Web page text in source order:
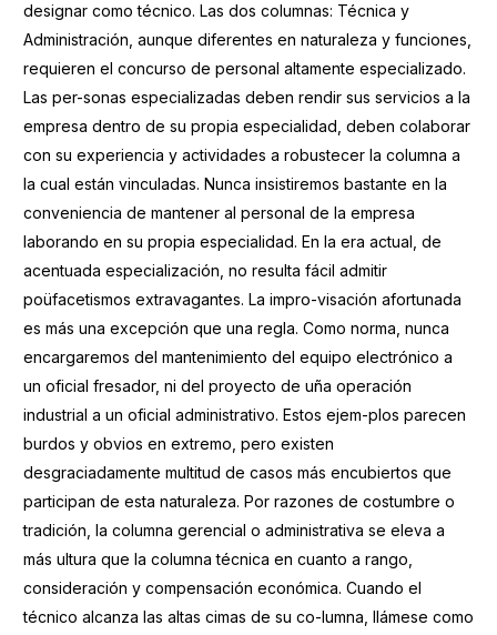
designar como técnico. Las dos columnas: Técnica y
Administración, aunque diferentes en naturaleza y funciones,
requieren el concurso de personal altamente especializado.
Las per-sonas especializadas deben rendir sus servicios a la
empresa dentro de su propia especialidad, deben colaborar
con su experiencia y actividades a robustecer la columna a
la cual están vinculadas. Nunca insistiremos bastante en la
conveniencia de mantener al personal de la empresa
laborando en su propia especialidad. En la era actual, de
acentuada especialización, no resulta fácil admitir
poüfacetismos extravagantes. La impro-visación afortunada
es más una excepción que una regla. Como norma, nunca
encargaremos del mantenimiento del equipo electrónico a
un oficial fresador, ni del proyecto de uña operación
industrial a un oficial administrativo. Estos ejem-plos parecen
burdos y obvios en extremo, pero existen
desgraciadamente multitud de casos más encubiertos que
participan de esta naturaleza. Por razones de costumbre o
tradición, la columna gerencial o administrativa se eleva a
más ultura que la columna técnica en cuanto a rango,
consideración y compensación económica. Cuando el
técnico alcanza las altas cimas de su co-lumna, llámese como